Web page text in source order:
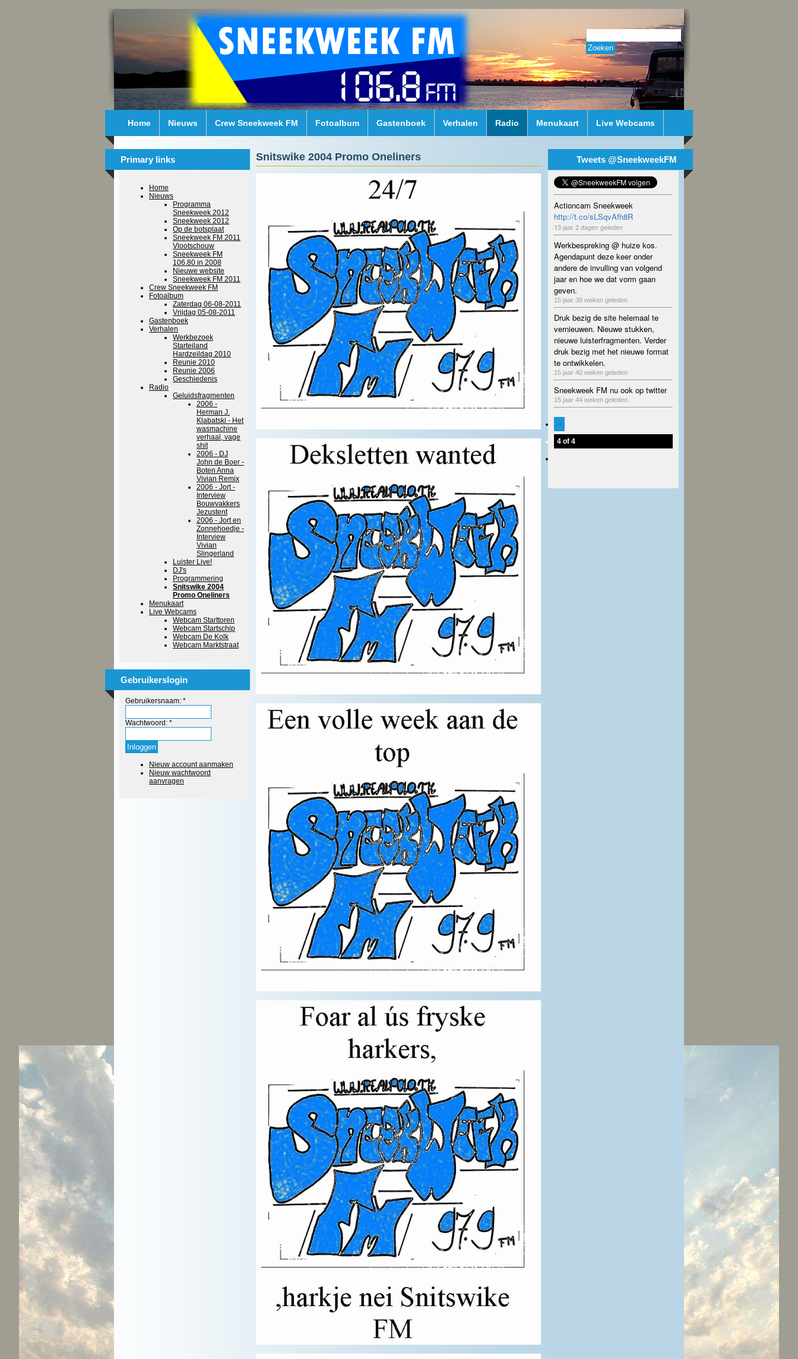
Home Nieuws Crew Sneekweek FM Fotoalbum Gastenboek Verhalen Radio Menukaart Live Webcams
Primary links
Home
Nieuws
Programma
Sneekweek 2012
Sneekweek 2012
Op de botsplaat
Sneekweek FM 2011
Vlootschouw
Sneekweek FM
106.80 in 2008
Nieuwe website
Sneekweek FM 2011
Crew Sneekweek FM
Fotoalbum
Zaterdag 06-08-2011
Vrijdag 05-08-2011
Gastenboek
Verhalen
Werkbezoek
Starteiland
Hardzeildag 2010
Reunie 2010
Reunie 2006
Geschiedenis
Radio
Geluidsfragmenten
2006 -
Herman J.
Klabatski - Het
wasmachine
verhaal, vage
shit
2006 - DJ
John de Boer -
Boten Anna
Vivian Remix
2006 - Jort -
Interview
Bouwvakkers
Jezustent
2006 - Jort en
Zonnehoedje -
Interview
Vivian
Slingerland
Luister Live!
DJ's
Programmering
Snitswike 2004
Promo Oneliners
Menukaart
Live Webcams
Webcam Starttoren
Webcam Startschip
Webcam De Kolk
Webcam Marktstraat
Gebruikerslogin
Gebruikersnaam: *
Wachtwoord: *
Nieuw account aanmaken
Nieuw wachtwoord
aanvragen
Snitswike 2004 Promo Oneliners Tweets @SneekweekFM
Actioncam Sneekweek
http://t.co/sLSqvAfh8R
13 jaar 2 dagen geleden
Werkbespreking @ huize kos.
Agendapunt deze keer onder
andere de invulling van volgend
jaar en hoe we dat vorm gaan
geven.
15 jaar 38 weken geleden
Druk bezig de site helemaal te
vernieuwen. Nieuwe stukken,
nieuwe luisterfragmenten. Verder
druk bezig met het nieuwe format
te ontwikkelen.
15 jaar 40 weken geleden
Sneekweek FM nu ook op twitter
15 jaar 44 weken geleden
‹‹
4 of 4